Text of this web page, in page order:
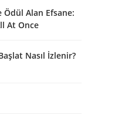
Alan Efsane:
At Once
Nasıl İzlenir?